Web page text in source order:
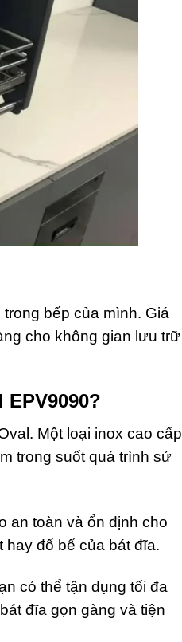
bếp của mình. Giá
cho không gian lưu trữ
Một loại inox cao cấp
trong suốt quá trình sử
an toàn và ổn định cho
đổ bể của bát đĩa.
có thể tận dụng tối đa
đĩa gọn gàng và tiện